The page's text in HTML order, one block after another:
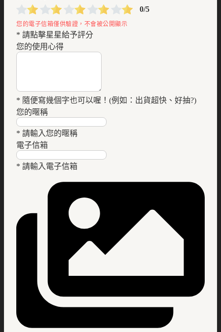
0/5
* 請點擊星星給予評分
您的使用心得
* 隨便寫幾個字也可以喔！(例如：出貨超快、好抽?)
您的暱稱
* 請輸入您的暱稱
電子信箱
* 請輸入電子信箱